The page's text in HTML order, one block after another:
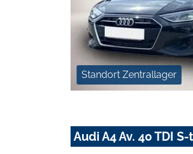
Standort Zentrallager
Audi A4 Av. 40 TDI